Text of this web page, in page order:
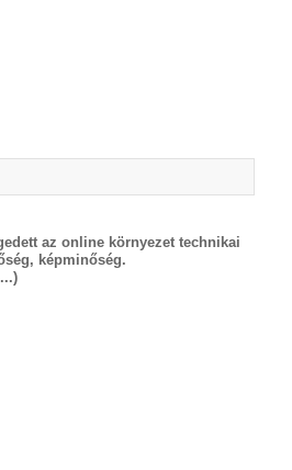
az online környezet technikai
képminőség.